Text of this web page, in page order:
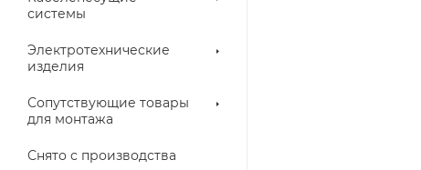
системы
Электротехнические
изделия
Сопутствующие товары
для монтажа
Снято с производства